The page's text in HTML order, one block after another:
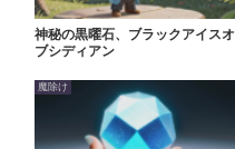
神秘の黒曜石、ブラックアイスオ
ブシディアン
魔除け